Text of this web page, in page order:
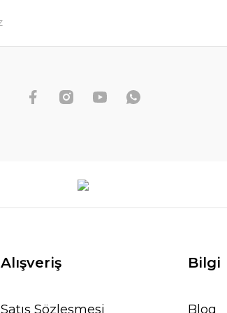
Alışveriş
Satış Sözleşmesi
Bilgi
Blog